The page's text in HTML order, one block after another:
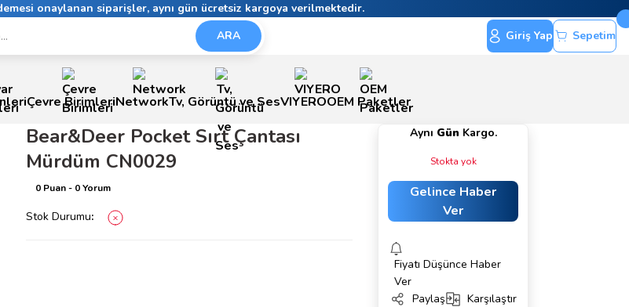
onaylanan siparişler, aynı gün ücretsiz kargoya verilmektedir.
ARA
Giriş Yap Sepetim
Çevre BirimleriNetworkTv, Görüntü ve SesVIYEROOEM Paketler
Bear&Deer Pocket Sırt Çantası
Mürdüm CN0029
0 Puan - 0 Yorum
Stok Durumu
Aynı Gün Kargo.
Stokta yok
Gelince Haber
Ver
Fiyatı Düşünce Haber
Ver
Paylaş
Karşılaştır